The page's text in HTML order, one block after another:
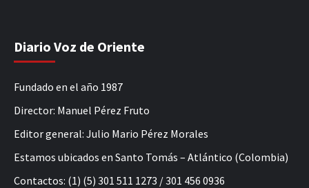
Diario Voz de Oriente
Fundado en el año 1987
Director: Manuel Pérez Fruto
Editor general: Julio Mario Pérez Morales
Estamos ubicados en Santo Tomás – Atlántico (Colombia)
Contactos: (1) (5) 301 511 1273 / 301 456 0936